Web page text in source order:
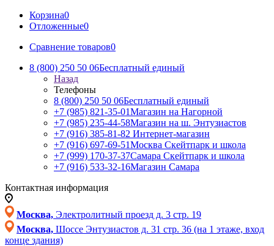
Корзина0
Отложенные0
Сравнение товаров0
8 (800) 250 50 06Бесплатный единый
Назад
Телефоны
8 (800) 250 50 06Бесплатный единый
+7 (985) 821-35-01Магазин на Нагорной
+7 (985) 235-44-58Магазин на ш. Энтузиастов
+7 (916) 385-81-82 Интернет-магазин
+7 (916) 697-69-51Москва Скейтпарк и школа
+7 (999) 170-37-37Самара Скейтпарк и школа
+7 (916) 533-32-16Магазин Самара
Контактная информация
Москва, Электролитный проезд д. 3 стр. 19
Москва, Шоссе Энтузиастов д. 31 стр. 36 (на 1 этаже, вход
конце здания)